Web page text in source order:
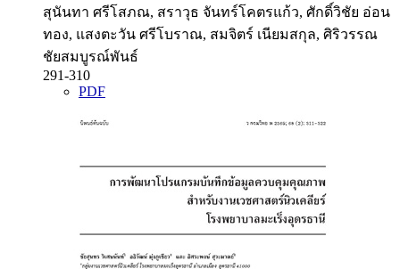
สุนันทา ศรีโสภณ, สราวุธ จันทร์โคตรแก้ว, ศักดิ์วิชัย อ่อน
ทอง, แสงตะวัน ศรีโบราณ, สมจิตร์ เนียมสกุล, ศิริวรรณ
ชัยสมบูรณ์พันธ์
291-310
PDF